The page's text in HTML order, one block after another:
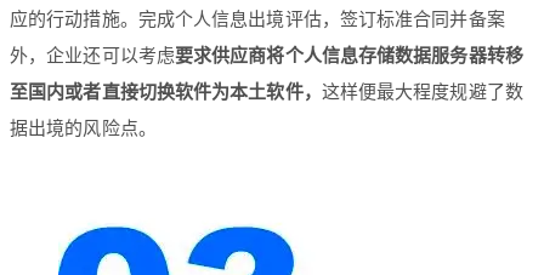
应的行动措施。完成个人信息出境评估，签订标准合同并备案
外，企业还可以考虑要求供应商将个人信息存储数据服务器转移
至国内或者直接切换软件为本土软件， 这样便最大程度规避了数
据出境的风险点。